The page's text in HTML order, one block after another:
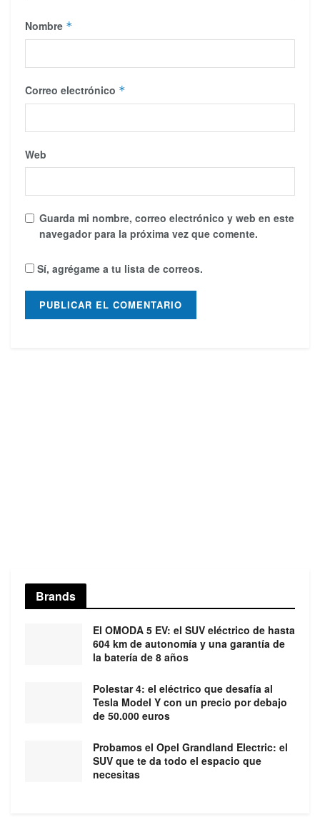
Nombre *
Correo electrónico *
Web
Guarda mi nombre, correo electrónico y web en este
navegador para la próxima vez que comente.
Sí, agrégame a tu lista de correos.
Brands
El OMODA 5 EV: el SUV eléctrico de hasta
604 km de autonomía y una garantía de
la batería de 8 años
Polestar 4: el eléctrico que desafía al
Tesla Model Y con un precio por debajo
de 50.000 euros
Probamos el Opel Grandland Electric: el
SUV que te da todo el espacio que
necesitas